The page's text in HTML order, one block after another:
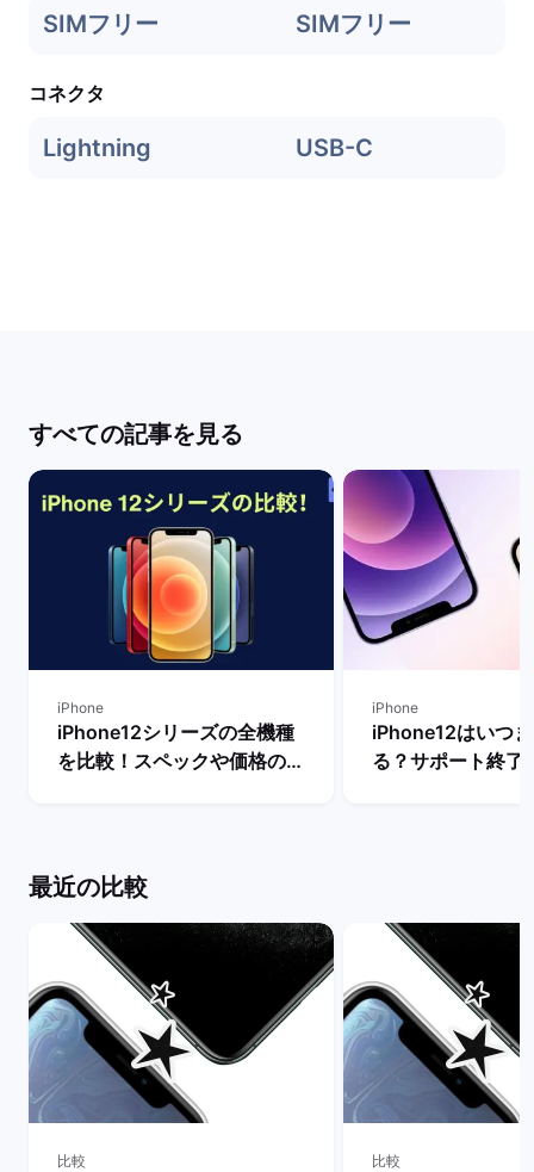
SIMフリー SIMフリー
コネクタ
Lightning USB-C
すべての記事を見る
iPhone
iPhone12シリーズの全機種
を比較！スペックや価格の違
iPhone
iPhone12はいつ
る？サポート終了
最近の比較
比較 比較